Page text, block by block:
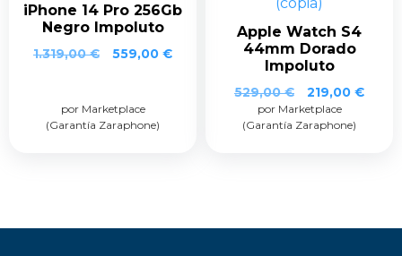
iPhone 14 Pro 256Gb
Negro Impoluto
1.319,00€ 559,00 €
por Marketplace
(Garantía Zaraphone)
Apple Watch S4
44mm Dorado
Impoluto
529,00€ 219,00 €
por Marketplace
(Garantía Zaraphone)